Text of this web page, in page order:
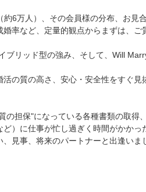
6万人）、その会員様の分布、お見
率など、定量的観点からまずは、ご
ブリッド型の強み、そして、Will
の質の高さ、安心・安全性をすぐ
の担保"になっている各種書類の取得
）に仕事が忙し過ぎく時間がかかっ
見事、将来のパートナーと出逢いま